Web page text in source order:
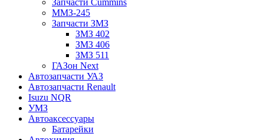
ММЗ-245
Запчасти ЗМЗ
ЗМЗ 402
ЗМЗ 406
ЗМЗ 511
ГАЗон Next
Автозапчасти УАЗ
Автозапчасти Renault
Isuzu NQR
УМЗ
Автоаксессуары
Батарейки